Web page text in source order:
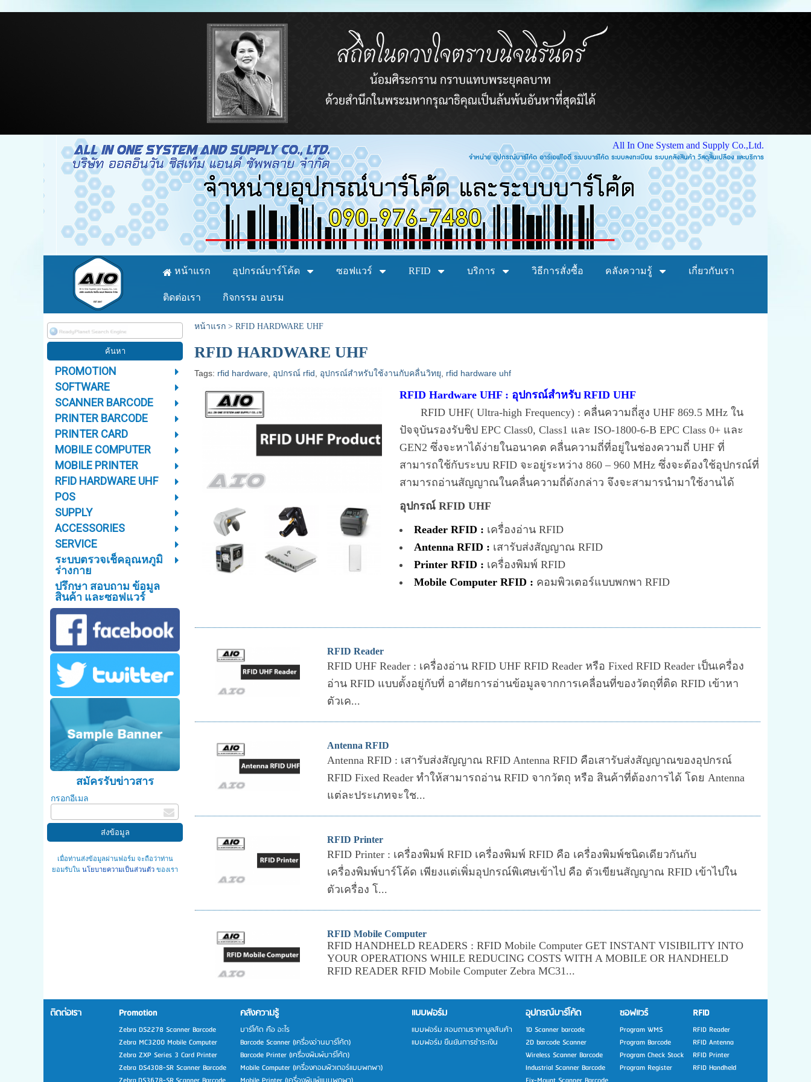
All In One System and Supply Co.,Ltd.
จำหน่าย อุปกรณ์บาร์โค้ด อาร์เอฟไอดี ระบบบาร์โค้ด ระบบลงทะเบียน ระบบคลังสินค้า วัสดุสิ้นเปลือง และบริการ
หน้าแรก อุปกรณ์บาร์โค้ด ซอฟแวร์ RFID บริการ วิธีการสั่งซื้อ คลังความรู้ เกี่ยวกับเรา
ติดต่อเรา กิจกรรม อบรม
PROMOTION
SOFTWARE
SCANNER BARCODE
PRINTER BARCODE
PRINTER CARD
MOBILE COMPUTER
MOBILE PRINTER
RFID HARDWARE UHF
POS
SUPPLY
ACCESSORIES
SERVICE
ระบบตรวจเช็คอุณหภูมิ
ร่างกาย
ปรึกษา สอบถาม ข้อมูล
สินค้า และซอฟแวร์
สมัครรับข่าวสาร
กรอกอีเมล
เมื่อท่านส่งข้อมูลผ่านฟอร์ม จะถือว่าท่าน
ยอมรับใน นโยบายความเป็นส่วนตัวของเรา
หน้าแรก> RFID HARDWARE UHF
RFID HARDWARE UHF
Tags: rfid hardware, อุปกรณ์ rfid, อุปกรณ์สำหรับใช้งานกับคลื่นวิทยุ, rfid hardware uhf
RFID Hardware UHF : อุปกรณ์สำหรับ RFID UHF
RFID UHF( Ultra-high Frequency) : คลื่นความถี่สูงUHF 869.5 MHz ใน
ปัจจุบันรองรับชิป EPC Class0, Class1 และ ISO-1800-6-B EPC Class 0+ และ
GEN2 ซึ่งจะหาได้ง่ายในอนาคต คลื่นความถี่ที่อยู่ในช่องความถี่ UHF ที่
สามารถใช้กับระบบ RFID จะอยู่ระหว่าง 860 – 960 MHz ซึ่งจะต้องใช้อุปกรณ์ที่
สามารถอ่านสัญญาณในคลื่นความถี่ดังกล่าว จึงจะสามารนำมาใช้งานได้
อุปกรณ์ RFID UHF
Reader RFID : เครื่องอ่าน RFID
Antenna RFID : เสารับส่งสัญญาณ RFID
Printer RFID : เครื่องพิมพ์ RFID
Mobile Computer RFID : คอมพิวเตอร์แบบพกพา RFID
RFID Reader
RFID UHF Reader : เครื่องอ่าน RFID UHF RFID Reader หรือ Fixed RFID Reader เป็นเครื่อง
อ่าน RFID แบบตั้งอยู่กับที่ อาศัยการอ่านข้อมูลจากการเคลื่อนที่ของวัตถุที่ติด RFID เข้าหา
ตัวเค...
Antenna RFID
Antenna RFID : เสารับส่งสัญญาณ RFID Antenna RFID คือเสารับส่งสัญญาณของอุปกรณ์
RFID Fixed Reader ทำให้สามารถอ่าน RFID จากวัตถุ หรือ สินค้าที่ต้องการได้ โดย Antenna
แต่ละประเภทจะใช...
RFID Printer
RFID Printer : เครื่องพิมพ์ RFID เครื่องพิมพ์ RFID คือ เครื่องพิมพ์ชนิดเดียวกันกับ
เครื่องพิมพ์บาร์โค้ด เพียงแต่เพิ่มอุปกรณ์พิเศษเข้าไป คือ ตัวเขียนสัญญาณ RFID เข้าไปใน
ตัวเครื่อง โ...
RFID Mobile Computer
RFID HANDHELD READERS : RFID Mobile Computer GET INSTANT VISIBILITY INTO
YOUR OPERATIONS WHILE REDUCING COSTS WITH A MOBILE OR HANDHELD
RFID READER RFID Mobile Computer Zebra MC31...
ติดต่อเรา Promotion
Zebra DS2278 Scanner Barcode
Zebra MC3200 Mobile Computer
Zebra ZXP Series 3 Card Printer
Zebra DS4308-SR Scanner Barcode
คลังความรู้
บาร์โค้ด คือ อะไร
Barcode Scanner (เครื่องอ่านบาร์โค้ด)
Barcode Printer (เครื่องพิมพ์บาร์โค้ด)
Mobile Computer (เครื่องคอมพิวเตอร์แบบพกพา)
แบบฟอร์ม
แบบฟอร์ม สอบถามราคามูลสินค้า
แบบฟอร์ม ยืนยันการชำระเงิน
อุปกรณ์บาร์โค้ด
1D Scanner barcode
2D barcode Scanner
Wireless Scanner Barcode
Industrial Scanner Barcode
ซอฟแวร์
Program WMS
Program Barcode
Program Check Stock
Program Register
RFID
RFID Reader
RFID Antenna
RFID Printer
RFID Handheld